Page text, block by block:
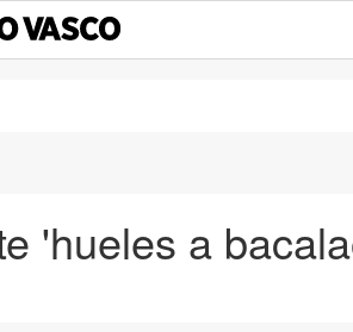
'hueles a